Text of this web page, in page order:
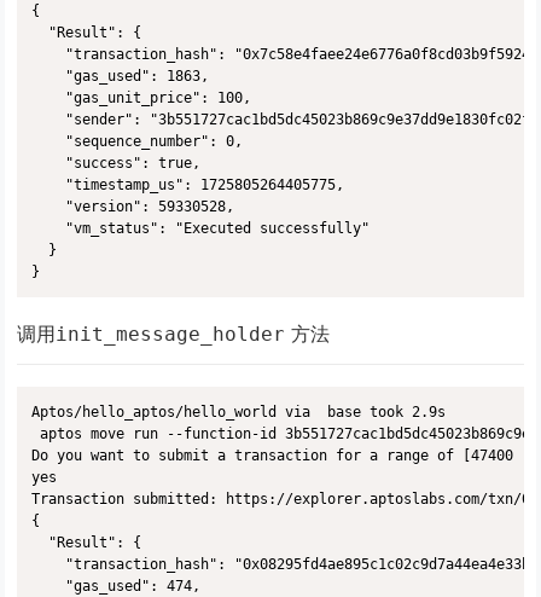
{
  "Result": {
"transaction_hash":
    "gas_used": 1863,
    "gas_unit_price": 100,
"sender":
    "sequence_number": 0,
    "success": true,
    "timestamp_us": 1725805264405775,
    "version": 59330528,
    "vm_status": "Executed successfully"
  }
调用init_message_holder 方法
Aptos/hello_aptos/hello_world via  base took 2.9s
aptos move run --function-id
Do you want to submit a transaction for a range of [47400
yes
Transaction submitted: https://explorer.aptoslabs.com/txn/
{
  "Result": {
"transaction_hash":
    "gas_used": 474,